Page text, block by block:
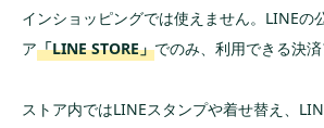
インショッピングでは使えません。LINEの
ア「LINE STORE」でのみ、利用できる決済
ストア内ではLINEスタンプや着せ替え、